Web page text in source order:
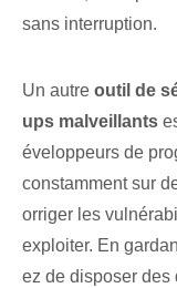
sans interruption.
Un autre outil de
ups malveillants
éveloppeurs de
constamment sur
orriger les
exploiter. En
ez de disposer des